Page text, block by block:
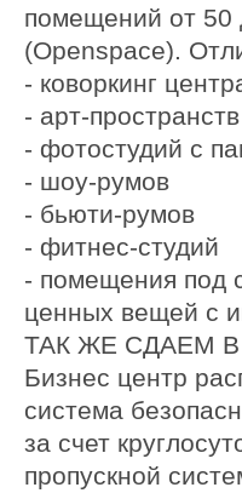
помещений от 50
(Oреnsрасе).
- коворкинг
- арт-пространств
- фотостудий с
- шоу-румов
- бьюти-румов
- фитнес-студий
- помещения под
ценных вещей с
ТАК ЖЕ СДАЕМ
Бизнес центр
система
за счет
пропускной